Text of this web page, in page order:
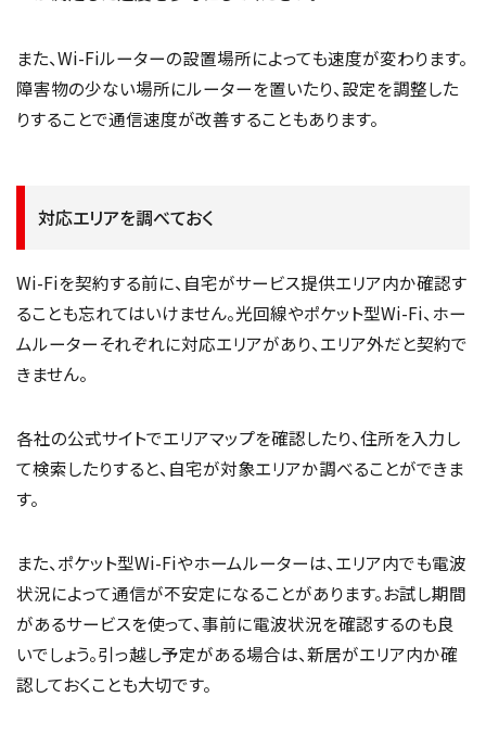
また、Wi-Fiルーターの設置場所によっても速度が変わります。
障害物の少ない場所にルーターを置いたり、設定を調整した
りすることで通信速度が改善することもあります。
対応エリアを調べておく
Wi-Fiを契約する前に、自宅がサービス提供エリア内か確認す
ることも忘れてはいけません。光回線やポケット型Wi-Fi、ホー
ムルーターそれぞれに対応エリアがあり、エリア外だと契約で
きません。
各社の公式サイトでエリアマップを確認したり、住所を入力し
て検索したりすると、自宅が対象エリアか調べることができま
す。
また、ポケット型Wi-Fiやホームルーターは、エリア内でも電波
状況によって通信が不安定になることがあります。お試し期間
があるサービスを使って、事前に電波状況を確認するのも良
いでしょう。引っ越し予定がある場合は、新居がエリア内か確
認しておくことも大切です。